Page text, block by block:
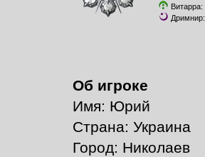
Витарра:
Дримнир:
Об игроке
Имя: Юрий
Страна: Украина
Город: Николаев